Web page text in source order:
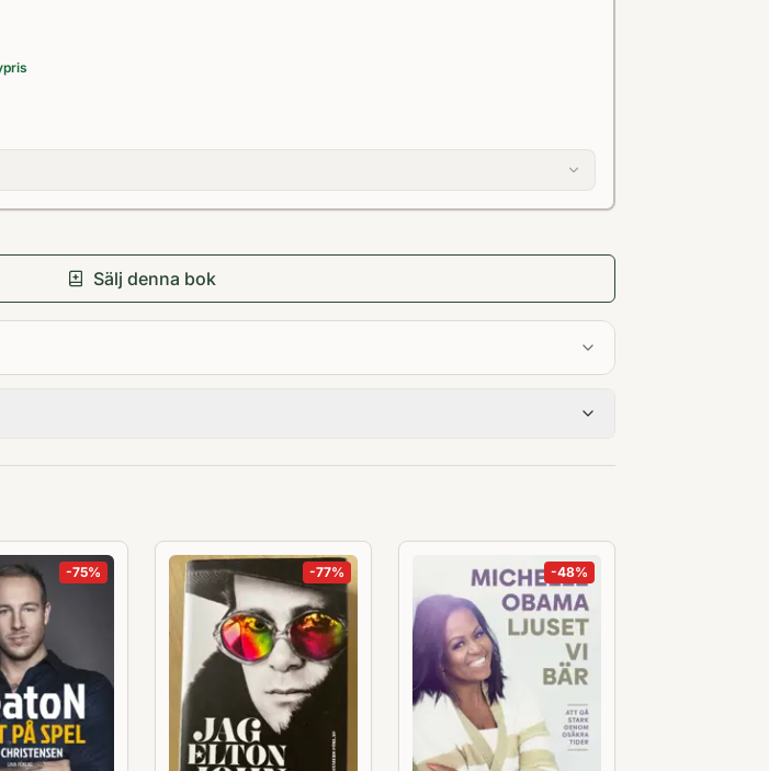
Sälj denna bok
-75% -77% -48%